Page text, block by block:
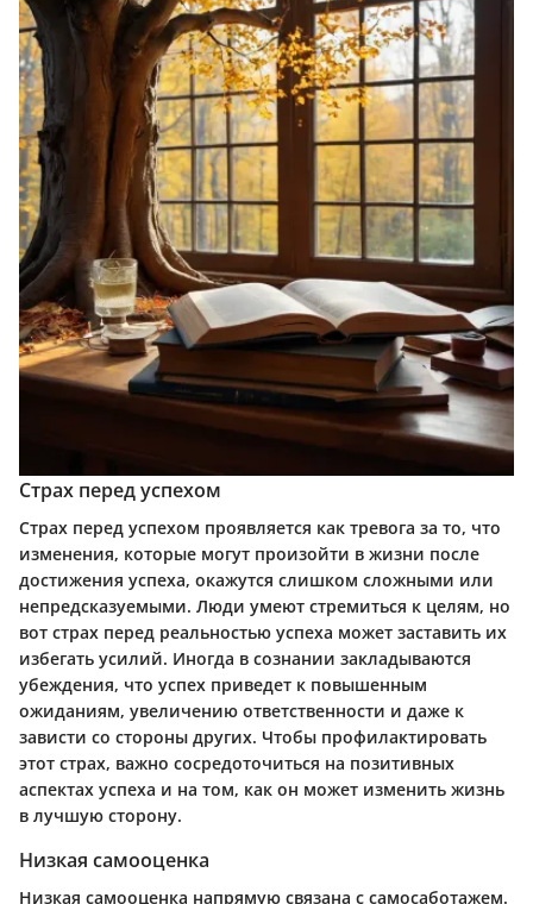
Страх перед успехом
Страх перед успехом проявляется как тревога за то, что
изменения, которые могут произойти в жизни после
достижения успеха, окажутся слишком сложными или
непредсказуемыми. Люди умеют стремиться к целям, но
вот страх перед реальностью успеха может заставить их
избегать усилий. Иногда в сознании закладываются
убеждения, что успех приведет к повышенным
ожиданиям, увеличению ответственности и даже к
зависти со стороны других. Чтобы профилактировать
этот страх, важно сосредоточиться на позитивных
аспектах успеха и на том, как он может изменить жизнь
в лучшую сторону.
Низкая самооценка
Низкая самооценка напрямую связана с самосаботажем.